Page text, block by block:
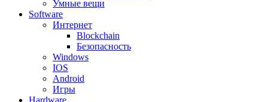
Умные вещи
Software
Интернет
Blockchain
Безопасность
Windows
IOS
Android
Игры
Hardware